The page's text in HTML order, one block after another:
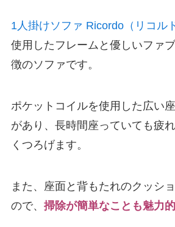
1人掛けソファ Ricordo（リコル
使用したフレームと優しいファ
徴のソファです。
ポケットコイルを使用した広い
があり、長時間座っていても疲
くつろげます。
また、座面と背もたれのクッシ
ので、 掃除が簡単なことも魅力的